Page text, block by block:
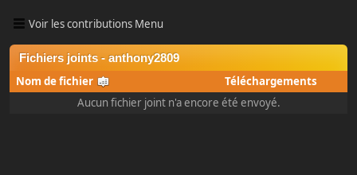
Voir les contributions Menu
Fichiers joints - anthony2809
Nom de fichier
Téléchargements
Aucun fichier joint n'a encore été envoyé.